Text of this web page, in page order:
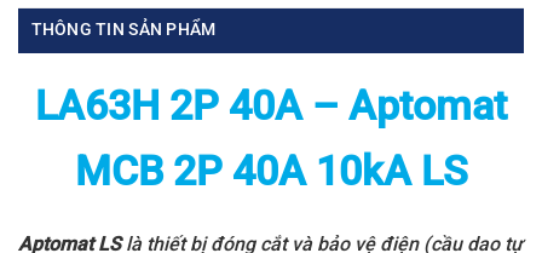
THÔNG TIN SẢN PHẨM
LA63H 2P 40A – Aptomat
MCB 2P 40A 10kA LS
Aptomat LSlà thiết bị đóng cắt và bảo vệ điện (cầu dao tự